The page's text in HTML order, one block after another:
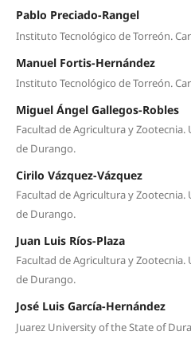
Pablo Preciado-Rangel
Instituto Tecnológico de Torreón.
Manuel Fortis-Hernández
Instituto Tecnológico de Torreón.
Miguel Ángel Gallegos-Robles
Facultad de Agricultura y Zootecnia.
de Durango.
Cirilo Vázquez-Vázquez
Facultad de Agricultura y Zootecnia.
de Durango.
Juan Luis Ríos-Plaza
Facultad de Agricultura y Zootecnia.
de Durango.
José Luis García-Hernández
Juarez University of the State of